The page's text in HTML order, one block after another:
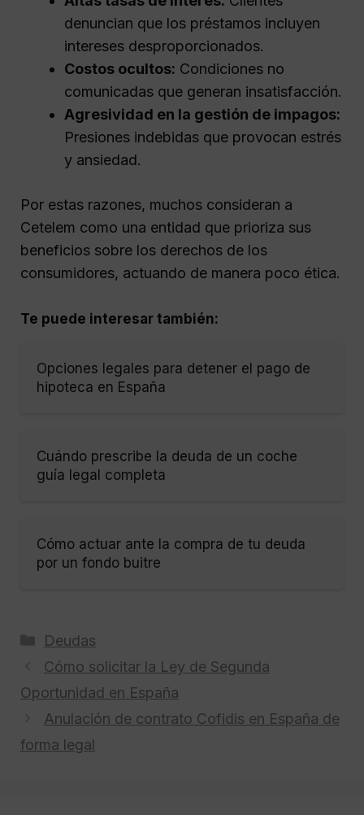
denuncian que los préstamos incluyen
intereses desproporcionados.
Costos ocultos: Condiciones no
comunicadas que generan insatisfacción.
Agresividad en la gestión de impagos:
Presiones indebidas que provocan estrés
y ansiedad.
Por estas razones, muchos consideran a
Cetelem como una entidad que prioriza sus
beneficios sobre los derechos de los
consumidores, actuando de manera poco ética.
Te puede interesar también:
Opciones legales para detener el pago de
hipoteca en España
Cuándo prescribe la deuda de un coche
guía legal completa
Cómo actuar ante la compra de tu deuda
por un fondo buitre
Categorías
Deudas
Cómo solicitar la Ley de Segunda
Oportunidad en España
Anulación de contrato Cofidis en España de
forma legal